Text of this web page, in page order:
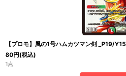
【プロモ】風の1号ハムカツマン剣 _P19/Y15
80円(税込)
1点